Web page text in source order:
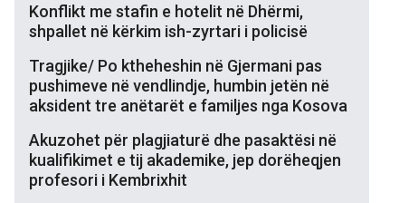
Konflikt me stafin e hotelit në Dhërmi,
shpallet në kërkim ish-zyrtari i policisë
Tragjike/ Po ktheheshin në Gjermani pas
pushimeve në vendlindje, humbin jetën në
aksident tre anëtarët e familjes nga Kosova
Akuzohet për plagjiaturë dhe pasaktësi në
kualifikimet e tij akademike, jep dorëheqjen
profesori i Kembrixhit